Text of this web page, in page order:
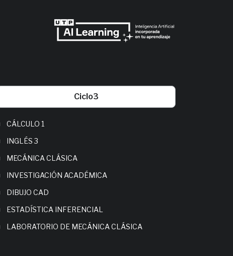
Ciclo3
CÁLCULO 1
INGLÉS 3
MECÁNICA CLÁSICA
INVESTIGACIÓN ACADÉMICA
DIBUJO CAD
ESTADÍSTICA INFERENCIAL
LABORATORIO DE MECÁNICA CLÁSICA